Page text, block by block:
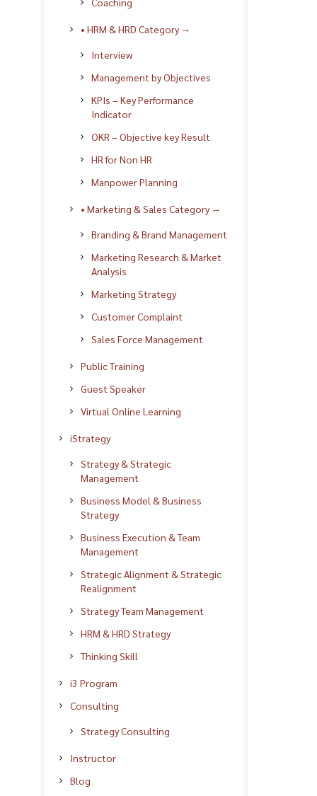
• HRM & HRD Category →
Interview
Management by Objectives
KPIs – Key Performance
Indicator
OKR – Objective key Result
HR for Non HR
Manpower Planning
• Marketing & Sales Category →
Branding & Brand Management
Marketing Research & Market
Analysis
Marketing Strategy
Customer Complaint
Sales Force Management
Public Training
Guest Speaker
Virtual Online Learning
iStrategy
Strategy & Strategic
Management
Business Model & Business
Strategy
Business Execution & Team
Management
Strategic Alignment & Strategic
Realignment
Strategy Team Management
HRM & HRD Strategy
Thinking Skill
i3 Program
Consulting
Strategy Consulting
Instructor
Blog